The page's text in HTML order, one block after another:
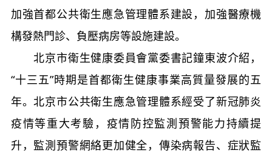
加強首都公共衛生應急管理體系建設，加強醫療機
構發熱門診、負壓病房等設施建設。
北京市衛生健康委員會黨委書記鐘東波介紹，
“十三五”時期是首都衛生健康事業高質量發展的五
年。北京市公共衛生應急管理體系經受了新冠肺炎
疫情等重大考驗，疫情防控監測預警能力持續提
升，監測預警網絡更加健全，傳染病報告、症狀監